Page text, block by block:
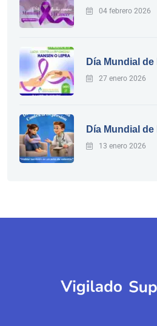
04 febrero 2026
Día Mundial
27 enero 2026
Día Mundial
13 enero 2026